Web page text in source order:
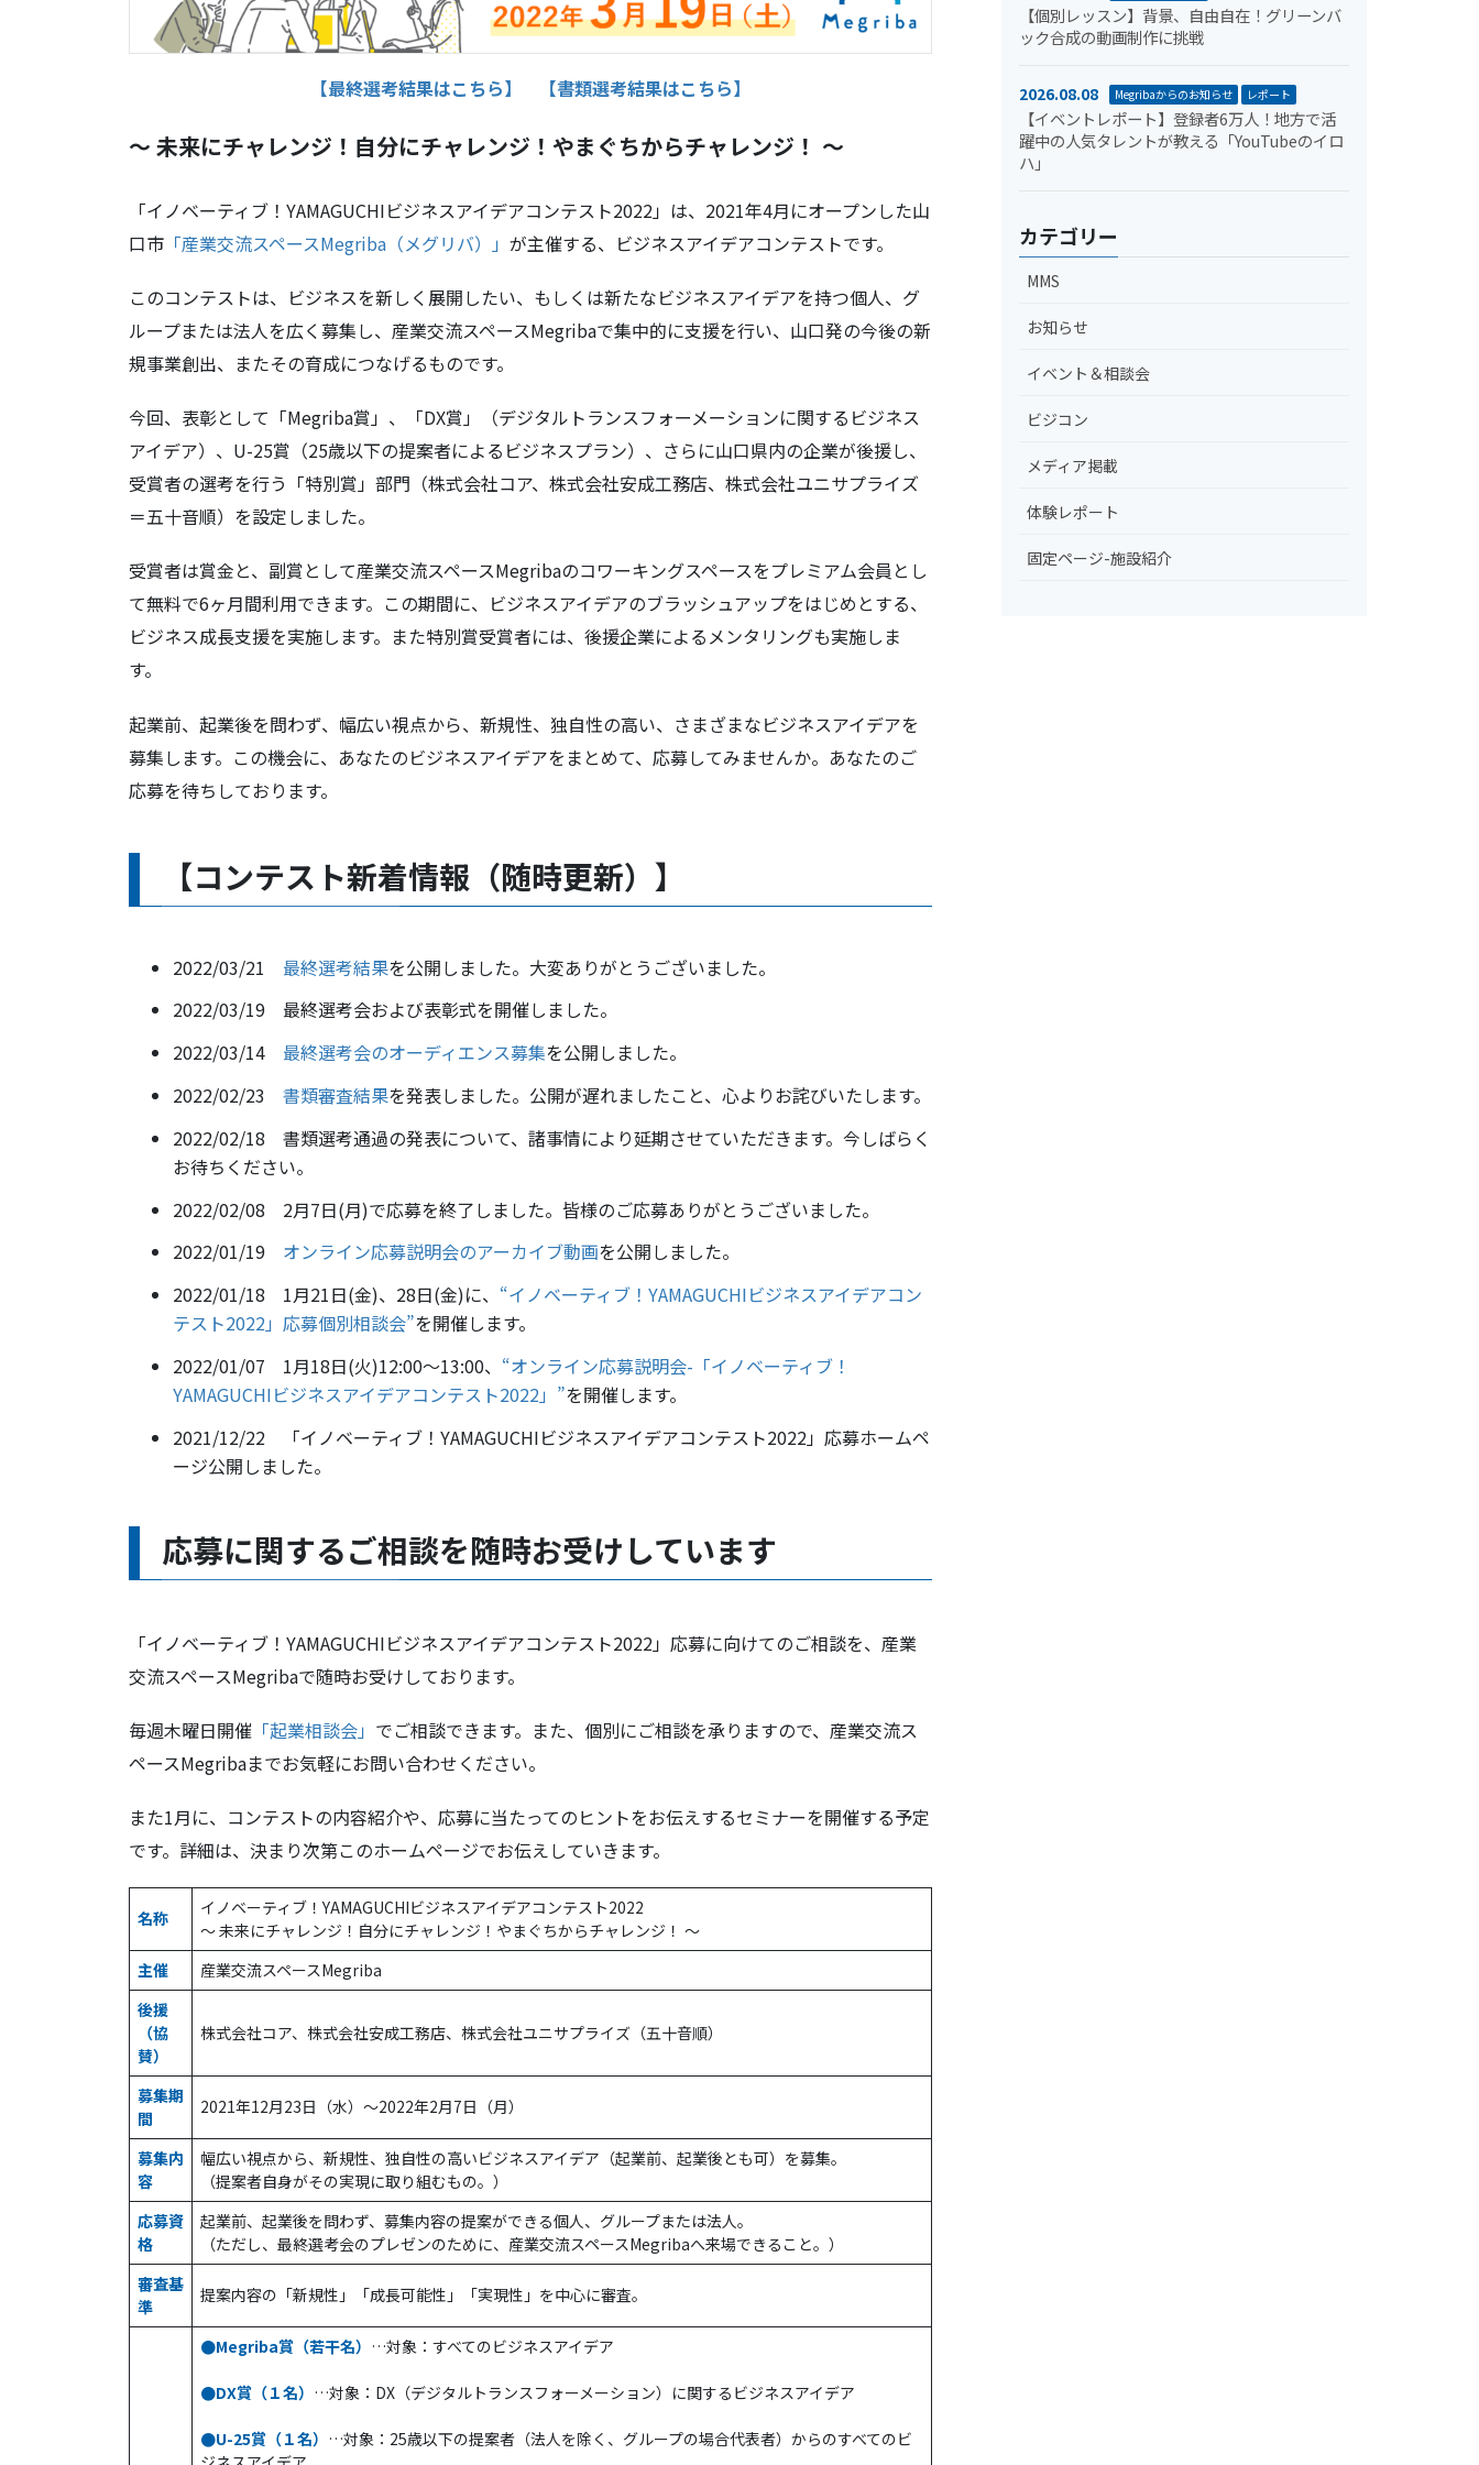
【最終選考結果はこちら】 【書類選考結果はこちら】
～ 未来にチャレンジ！自分にチャレンジ！やまぐちからチャレンジ！ ～
「イノベーティブ！YAMAGUCHIビジネスアイデアコンテスト2022」は、2021年4月にオープンした山
口市 「産業交流スペースMegriba（メグリバ）」 が主催する、ビジネスアイデアコンテストです。
このコンテストは、ビジネスを新しく展開したい、もしくは新たなビジネスアイデアを持つ個人、グ
ループまたは法人を広く募集し、産業交流スペースMegribaで集中的に支援を行い、山口発の今後の新
規事業創出、またその育成につなげるものです。
今回、表彰として「Megriba賞」、「DX賞」（デジタルトランスフォーメーションに関するビジネス
アイデア）、U-25賞（25歳以下の提案者によるビジネスプラン）、さらに山口県内の企業が後援し、
受賞者の選考を行う「特別賞」部門（株式会社コア、株式会社安成工務店、株式会社ユニサプライズ
＝五十音順）を設定しました。
受賞者は賞金と、副賞として産業交流スペースMegribaのコワーキングスペースをプレミアム会員とし
て無料で6ヶ月間利用できます。この期間に、ビジネスアイデアのブラッシュアップをはじめとする、
ビジネス成長支援を実施します。また特別賞受賞者には、後援企業によるメンタリングも実施しま
す。
起業前、起業後を問わず、幅広い視点から、新規性、独自性の高い、さまざまなビジネスアイデアを
募集します。この機会に、あなたのビジネスアイデアをまとめて、応募してみませんか。あなたのご
応募を待ちしております。
【コンテスト新着情報（随時更新）】
2022/03/21 最終選考結果を公開しました。大変ありがとうございました。
2022/03/19 最終選考会および表彰式を開催しました。
2022/03/14 最終選考会のオーディエンス募集を公開しました。
2022/02/23 書類審査結果を発表しました。公開が遅れましたこと、心よりお詫びいたします。
2022/02/18 書類選考通過の発表について、諸事情により延期させていただきます。今しばらく
お待ちください。
2022/02/08 2月7日(月)で応募を終了しました。皆様のご応募ありがとうございました。
2022/01/19 オンライン応募説明会のアーカイブ動画を公開しました。
2022/01/18 1月21日(金)、28日(金)に、 “イノベーティブ！YAMAGUCHIビジネスアイデアコン
テスト2022」応募個別相談会”を開催します。
2022/01/07 1月18日(火)12:00～13:00、 “オンライン応募説明会-「イノベーティブ！
YAMAGUCHIビジネスアイデアコンテスト2022」”を開催します。
2021/12/22 「イノベーティブ！YAMAGUCHIビジネスアイデアコンテスト2022」応募ホームペ
ージ公開しました。
応募に関するご相談を随時お受けしています
「イノベーティブ！YAMAGUCHIビジネスアイデアコンテスト2022」応募に向けてのご相談を、産業
交流スペースMegribaで随時お受けしております。
毎週木曜日開催 「起業相談会」 でご相談できます。また、個別にご相談を承りますので、産業交流ス
ペースMegribaまでお気軽にお問い合わせください。
また1月に、コンテストの内容紹介や、応募に当たってのヒントをお伝えするセミナーを開催する予定
です。詳細は、決まり次第このホームページでお伝えしていきます。
名称
イノベーティブ！YAMAGUCHIビジネスアイデアコンテスト2022
～ 未来にチャレンジ！自分にチャレンジ！やまぐちからチャレンジ！ ～
主催
産業交流スペースMegriba
後援
（協
賛）
株式会社コア、株式会社安成工務店、株式会社ユニサプライズ（五十音順）
募集期
間
2021年12月23日（水）～2022年2月7日（月）
募集内
容
幅広い視点から、新規性、独自性の高いビジネスアイデア（起業前、起業後とも可）を募集。
（提案者自身がその実現に取り組むもの。）
応募資
格
起業前、起業後を問わず、募集内容の提案ができる個人、グループまたは法人。
（ただし、最終選考会のプレゼンのために、産業交流スペースMegribaへ来場できること。）
審査基
準
提案内容の「新規性」「成長可能性」「実現性」を中心に審査。
●Megriba賞（若干名） …対象：すべてのビジネスアイデア
●DX賞（１名） …対象：DX（デジタルトランスフォーメーション）に関するビジネスアイデア
●U-25賞（１名） …対象：25歳以下の提案者（法人を除く、グループの場合代表者）からのすべてのビ
【個別レッスン】背景、自由自在！グリーンバ
ック合成の動画制作に挑戦
2026.08.08 Megribaからのお知らせ レポート
【イベントレポート】登録者6万人！地方で活
躍中の人気タレントが教える「YouTubeのイロ
ハ」
カテゴリー
MMS
お知らせ
イベント＆相談会
ビジコン
メディア掲載
体験レポート
固定ページ-施設紹介